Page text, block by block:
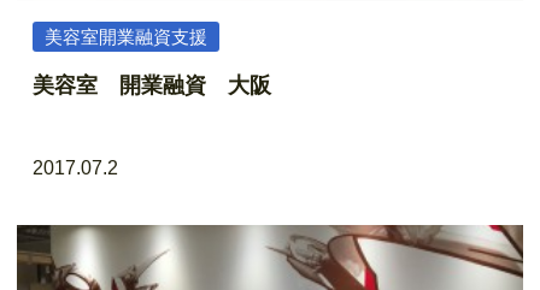
美容室開業融資支援
美容室 開業融資 大阪
2017.07.2